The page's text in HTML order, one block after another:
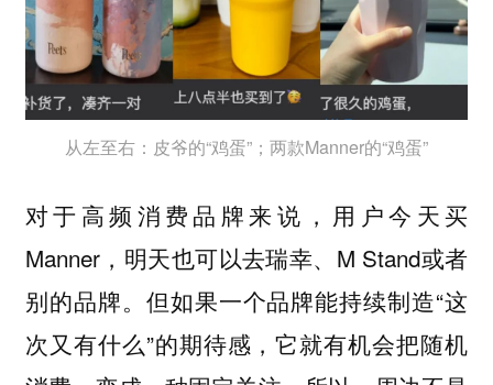
从左至右：皮爷的“鸡蛋”；两款Manner的“鸡蛋”
对于高频消费品牌来说，用户今天买
Manner，明天也可以去瑞幸、M Stand或者
别的品牌。但如果一个品牌能持续制造“这
次又有什么”的期待感，它就有机会把随机